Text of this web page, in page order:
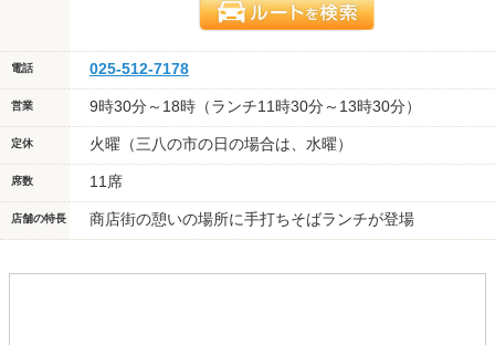
電話 025-512-7178
営業 9時30分～18時（ランチ11時30分～13時30分）
定休 火曜（三八の市の日の場合は、水曜）
席数 11席
店舗の特長 商店街の憩いの場所に手打ちそばランチが登場